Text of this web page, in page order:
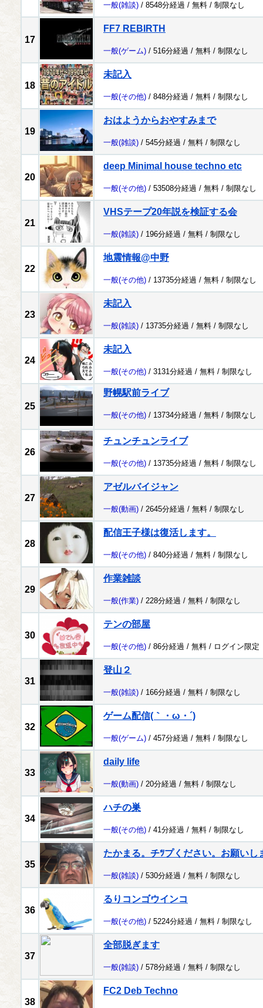
一般(雑談) / 8548分経過 / 無料 / 制限なし
17
FF7 REBIRTH
一般(ゲーム) / 516分経過 / 無料 / 制限なし
18
未記入
一般(その他) / 848分経過 / 無料 / 制限なし
19
おはようからおやすみまで
一般(雑談) / 545分経過 / 無料 / 制限なし
20
deep Minimal house techno etc
一般(その他) / 53508分経過 / 無料 / 制限なし
21
VHSテープ20年説を検証する会
一般(雑談) / 196分経過 / 無料 / 制限なし
22
地震情報@中野
一般(その他) / 13735分経過 / 無料 / 制限なし
23
未記入
一般(雑談) / 13735分経過 / 無料 / 制限なし
24
未記入
一般(その他) / 3131分経過 / 無料 / 制限なし
25
野幌駅前ライブ
一般(その他) / 13734分経過 / 無料 / 制限なし
26
チュンチュンライブ
一般(その他) / 13735分経過 / 無料 / 制限なし
27
アゼルバイジャン
一般(動画) / 2645分経過 / 無料 / 制限なし
28
配信王子様は復活します。
一般(その他) / 840分経過 / 無料 / 制限なし
29
作業雑談
一般(作業) / 228分経過 / 無料 / 制限なし
30
テンの部屋
一般(その他) / 86分経過 / 無料 / ログイン限定
31
登山２
一般(雑談) / 166分経過 / 無料 / 制限なし
32
ゲーム配信(｀・ω・´)
一般(ゲーム) / 457分経過 / 無料 / 制限なし
33
daily life
一般(動画) / 20分経過 / 無料 / 制限なし
34
ハチの巣
一般(その他) / 41分経過 / 無料 / 制限なし
35
たかまる。チﾂプください。お願いし
一般(雑談) / 530分経過 / 無料 / 制限なし
36
るりコンゴウインコ
一般(その他) / 5224分経過 / 無料 / 制限なし
37
全部脱ぎます
一般(雑談) / 578分経過 / 無料 / 制限なし
38
FC2 Deb Techno